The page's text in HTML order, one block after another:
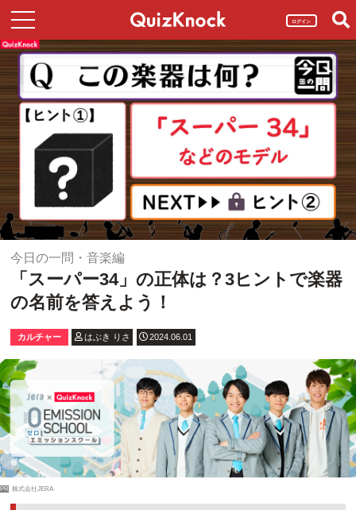
ログイン
今日の一問・音楽編
「スーパー34」の正体は？3ヒントで楽器
の名前を答えよう！
カルチャー はぶき りさ 2024.06.01
PR 株式会社JERA